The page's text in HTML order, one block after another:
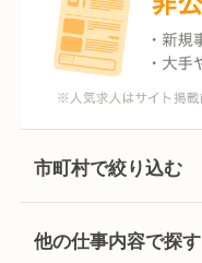
市町村で絞り込む
他の仕事内容で探す